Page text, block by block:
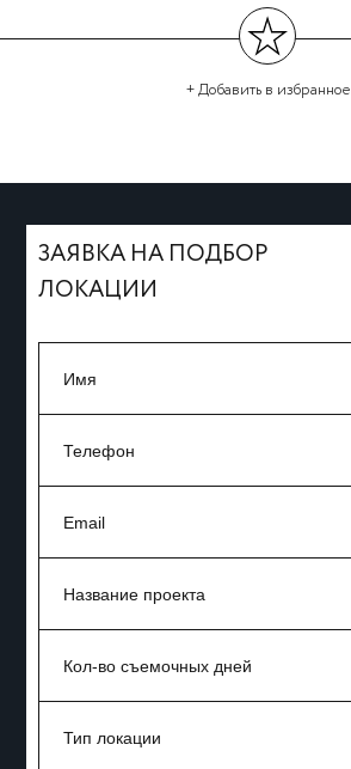
+ Добавить в избранное
ЗАЯВКА НА ПОДБОР
ЛОКАЦИИ